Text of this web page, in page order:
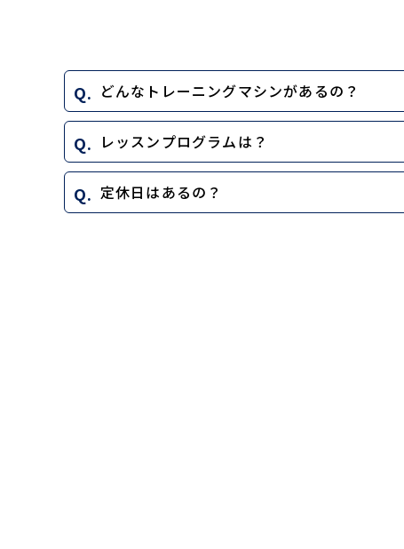
どんなトレーニングマシンがあるの？
レッスンプログラムは？
定休日はあるの？